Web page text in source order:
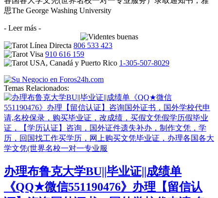
思The George Washing University
- Leer más -
806 533 423
910 616 159
1-305-507-8029
Temas Relacionados:
办理布鲁克大学BU||毕业证||成绩单
《QQ★微信551190476》办理【留信认